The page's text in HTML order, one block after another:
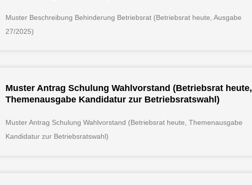
Muster Beschreibung Behinderung Betriebsrat (Betriebsrat heute, Ausgabe
27/2025)
Muster Antrag Schulung Wahlvorstand (Betriebsrat heute,
Themenausgabe Kandidatur zur Betriebsratswahl)
Muster Antrag Schulung Wahlvorstand (Betriebsrat heute, Themenausgabe
Kandidatur zur Betriebsratswahl)